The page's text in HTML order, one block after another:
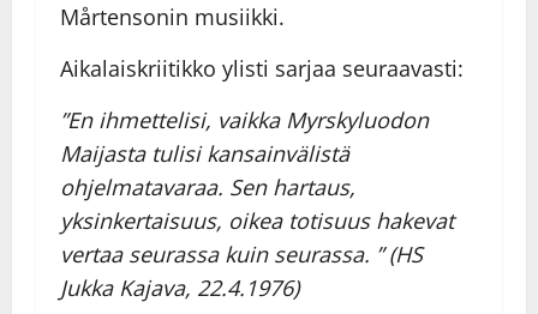
Mårtensonin musiikki.
Aikalaiskriitikko ylisti sarjaa seuraavasti:
”En ihmettelisi, vaikka Myrskyluodon
Maijasta tulisi kansainvälistä
ohjelmatavaraa. Sen hartaus,
yksinkertaisuus, oikea totisuus hakevat
vertaa seurassa kuin seurassa. ” (HS
Jukka Kajava, 22.4.1976)